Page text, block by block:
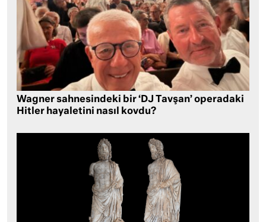
Wagner sahnesindeki bir ‘DJ Tavşan’ operadaki
Hitler hayaletini nasıl kovdu?